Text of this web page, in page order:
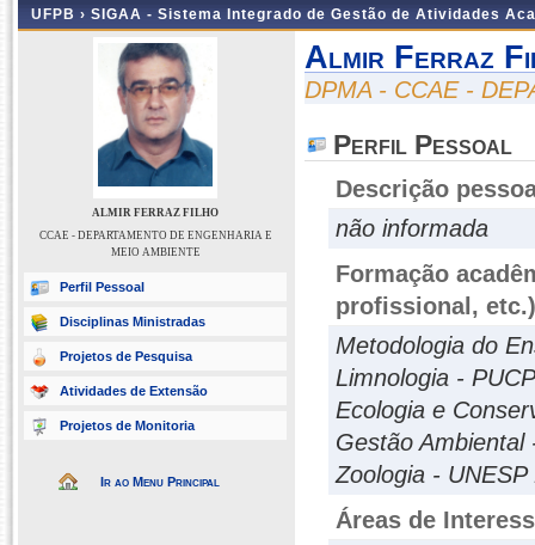
UFPB › SIGAA - Sistema Integrado de Gestão de Atividades
ALMIR FERRAZ FILHO
CCAE - DEPARTAMENTO DE ENGENHARIA E
MEIO AMBIENTE
Perfil Pessoal
Disciplinas Ministradas
Projetos de Pesquisa
Atividades de Extensão
Projetos de Monitoria
Ir ao Menu Principal
Almir Ferraz
DPMA - CCAE -
Perfil Pessoal
Descrição
não informada
Formação
profissional, etc.)
Metodologia do
Limnologia -
Ecologia e
Gestão Ambiental
Zoologia -
Áreas de